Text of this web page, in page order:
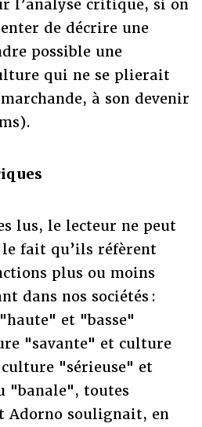
l’analyse critique, si on
de décrire une
possible une
qui ne se plierait
à son devenir
lus, le lecteur ne peut
fait qu’ils réfèrent
plus ou moins
dans nos sociétés :
et "basse"
"savante" et culture
"sérieuse" et
"banale", toutes
Adorno soulignait, en